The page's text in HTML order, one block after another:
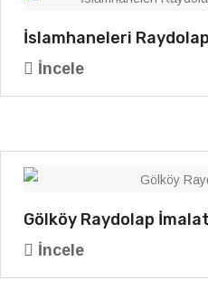
İslamhaneleri
İncele
Gölköy Raydolap
İncele